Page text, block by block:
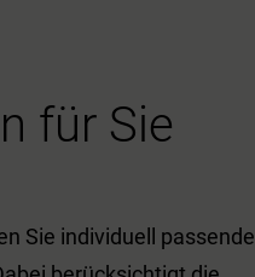
für Sie
Sie individuell passende